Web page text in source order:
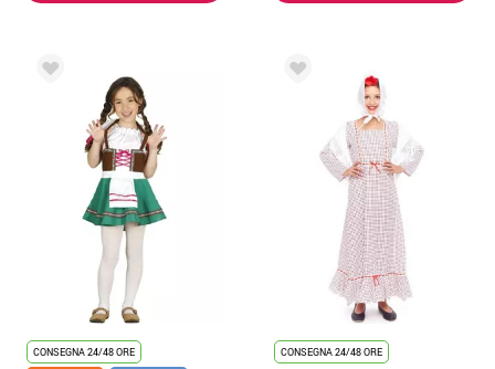
CONSEGNA 24/48 ORE
CONSEGNA 24/48 ORE